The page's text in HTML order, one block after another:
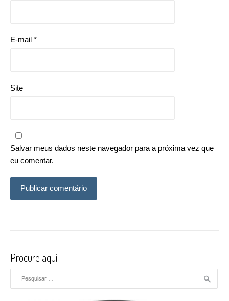
E-mail *
Site
Salvar meus dados neste navegador para a próxima vez que
eu comentar.
Procure aqui